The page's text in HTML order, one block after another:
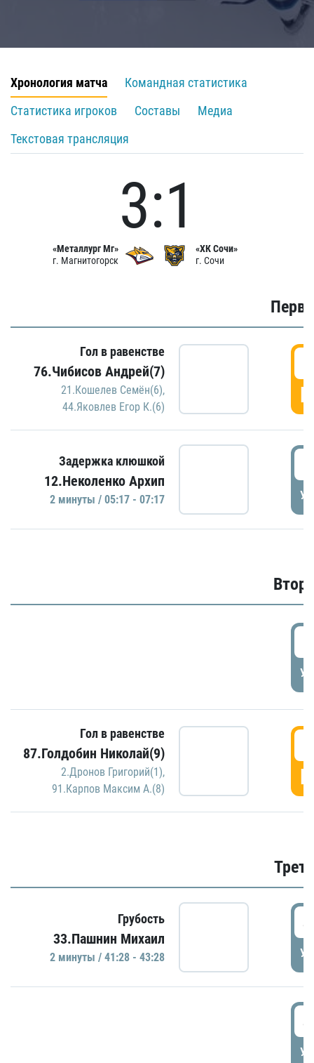
Хронология матча
Командная статистика
Статистика игроков
Составы
Медиа
Текстовая трансляция
«Металлург Мг»
г. Магнитогорск
3:1
«ХК Сочи»
г. Сочи
Гол в равенстве
76.Чибисов Андрей(7)
21.Кошелев Семён(6),
44.Яковлев Егор К.(6)
Задержка клюшкой
12.Неколенко Архип
2 минуты / 05:17 - 07:17
Гол в равенстве
87.Голдобин Николай(9)
2.Дронов Григорий(1),
91.Карпов Максим А.(8)
Грубость
33.Пашнин Михаил
2 минуты / 41:28 - 43:28